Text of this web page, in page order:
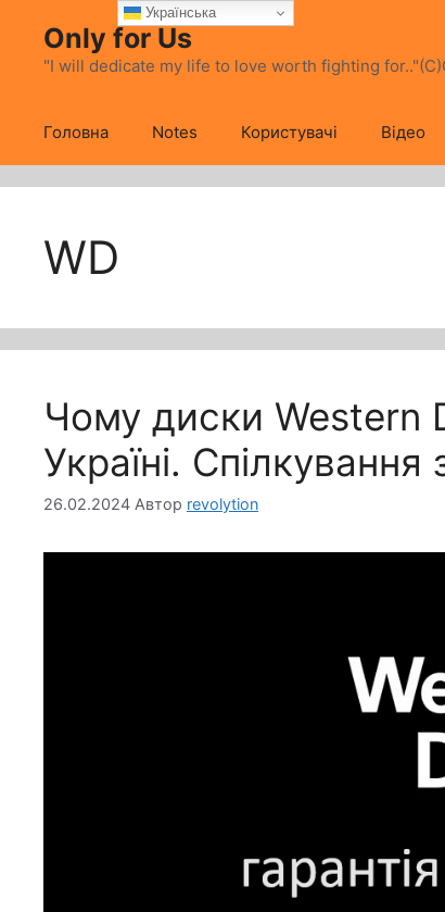
вмісту
Only for Us
"I will dedicate my life to love worth fighting
Головна Notes Користувачі Відео
WD
Чому диски Western
Україні. Спілкування
26.02.2024 Автор revolytion
Українська